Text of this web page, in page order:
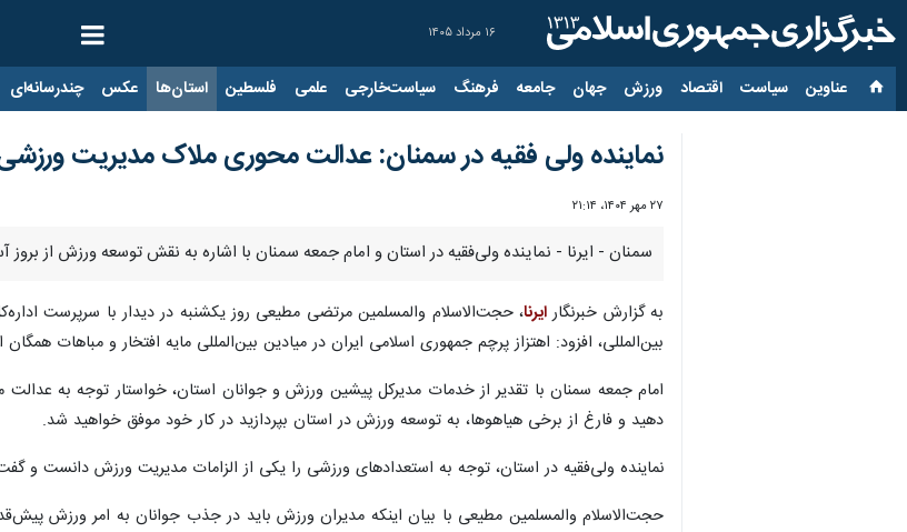
۱۶ مرداد ۱۴۰۵
عناوین‌ سیاست اقتصاد ورزش جهان جامعه فرهنگ سیاست‌خارجی علمی فلسطین استان‌ها عکس چندرسانه‌ای
نماینده ولی فقیه در سمنان: عدالت محوری ملاک مدیریت
۲۷ مهر ۱۴۰۴، ۲۱:۱۴
سمنان - ایرنا - نماینده ولی‌فقیه در استان و امام جمعه سمنان با اشاره به نقش توسعه ورزش از
به گزارش خبرنگارایرنا، حجت‌الاسلام والمسلمین مرتضی مطیعی روز یکشنبه در دیدار با سرپرست
بین‌المللی، افزود: اهتزاز پرچم جمهوری اسلامی ایران در میادین بین‌المللی مایه افتخار و مباهات
امام جمعه سمنان با تقدیر از خدمات مدیرکل پیشین ورزش و جوانان استان، خواستار توجه به
دهید و فارغ از برخی هیاهوها، به توسعه ورزش در استان بپردازید در کار خود موفق خواهید شد.
نماینده ولی‌فقیه در استان، توجه به استعدادهای ورزشی را یکی از الزامات مدیریت ورزش دانست و
حجت‌الاسلام والمسلمین مطیعی با بیان اینکه مدیران ورزش باید در جذب جوانان به امر ورزش